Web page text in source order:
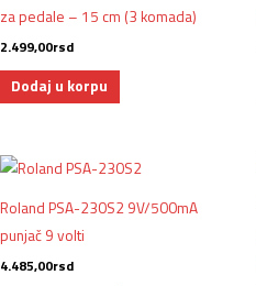
za pedale – 15 cm (3 komada)
2.499,00rsd
Dodaj u korpu
Roland PSA-230S2 9V/500mA
punjač 9 volti
4.485,00rsd